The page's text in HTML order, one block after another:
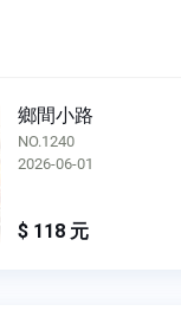
鄉間小路
NO.1240
2026-06-01
$ 118 元